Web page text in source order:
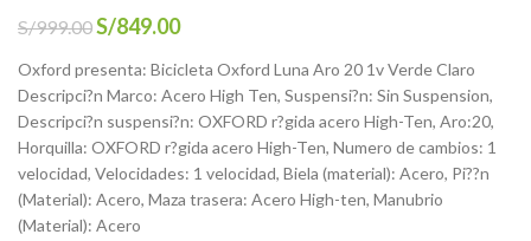
S/999.00 El
original
era:
S/999.00.
S/849.00El
actual
es:
S/849.00.
Oxford presenta: Bicicleta Oxford Luna Aro 20 1v Verde Claro
Descripci?n Marco: Acero High Ten, Suspensi?n: Sin Suspension,
Descripci?n suspensi?n: OXFORD r?gida acero High-Ten, Aro:20,
Horquilla: OXFORD r?gida acero High-Ten, Numero de cambios: 1
velocidad, Velocidades: 1 velocidad, Biela (material): Acero, Pi??n
(Material): Acero, Maza trasera: Acero High-ten, Manubrio
(Material): Acero